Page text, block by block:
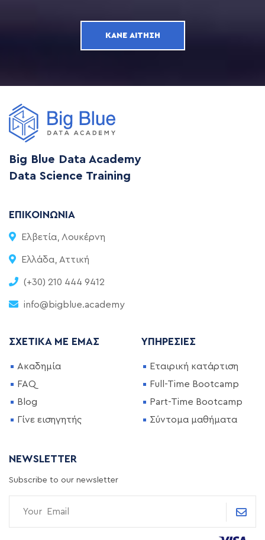
ΚΆΝΕ ΑΊΤΗΣΗ
Big Blue Data Academy
Data Science Training
ΕΠΙΚΟΙΝΩΝΊΑ
Ελβετία, Λουκέρνη
Ελλάδα, Αττική
(+30) 210 444 9412
info@bigblue.academy
ΣΧΕΤΙΚΆ ΜΕ ΕΜΆΣ
Ακαδημία
FAQ
Blog
Γίνε εισηγητής
ΥΠΗΡΕΣΊΕΣ
Εταιρική κατάρτιση
Full-Time Bootcamp
Part-Time Bootcamp
Σύντομα μαθήματα
NEWSLETTER
Subscribe to our newsletter